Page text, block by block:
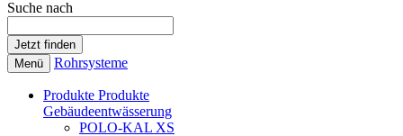
Suche nach
Menü Rohrsysteme
Produkte Produkte
Gebäudeentwässerung
POLO-KAL XS